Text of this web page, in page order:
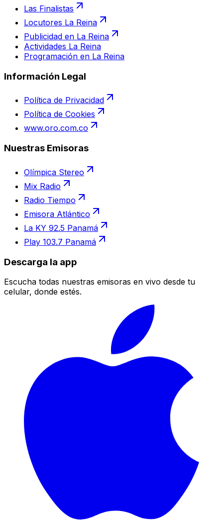
Las Finalistas
Locutores La Reina
Publicidad en La Reina
Actividades La Reina
Programación en La Reina
Información Legal
Política de Privacidad
Política de Cookies
www.oro.com.co
Nuestras Emisoras
Olímpica Stereo
Mix Radio
Radio Tiempo
Emisora Atlántico
La KY 92.5 Panamá
Play 103.7 Panamá
Descarga la app
Escucha todas nuestras emisoras en vivo desde tu
celular, donde estés.